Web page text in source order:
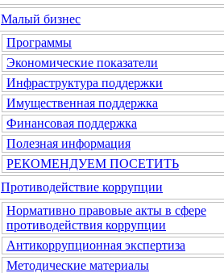
Малый бизнес
Программы
Экономические показатели
Инфраструктура поддержки
Имущественная поддержка
Финансовая поддержка
Полезная информация
РЕКОМЕНДУЕМ ПОСЕТИТЬ
Противодействие коррупции
Нормативно правовые акты в сфере
противодействия коррупции
Антикоррупционная экспертиза
Методические материалы